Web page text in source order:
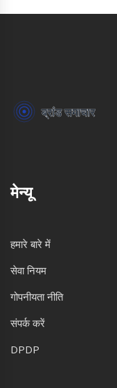
मेन्यू
हमारे बारे में
सेवा नियम
गोपनीयता नीति
संपर्क करें
DPDP